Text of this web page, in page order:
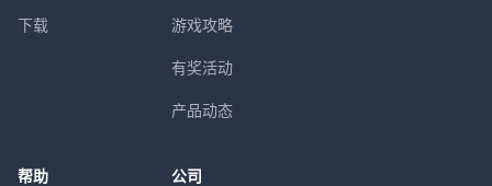
下载 游戏攻略
有奖活动
产品动态
帮助 公司